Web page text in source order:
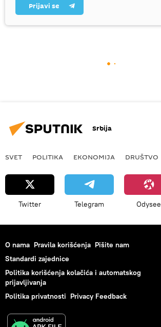
Prijavi se
Srbija
SVET POLITIKA EKONOMIJA DRUŠTVO
Twitter Telegram Odysee
O nama Pravila korišćenja Pišite nam
Standardi zajednice
Politika korišćenja kolačića i automatskog
prijavljivanja
Politika privatnosti Privacy Feedback